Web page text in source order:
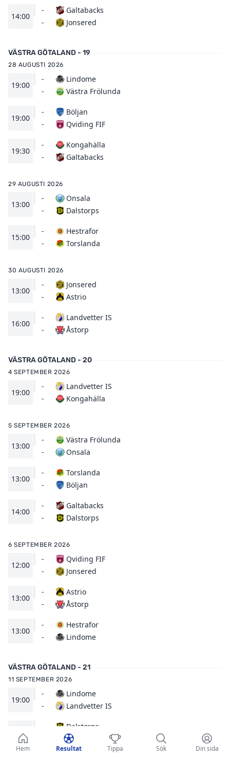
14:00
-
-
Galtabacks
Jonsered
VÄSTRA GÖTALAND - 19
28 AUGUSTI 2026
19:00
-
-
Lindome
Västra Frölunda
19:00
-
-
Böljan
Qviding FIF
19:30
-
-
Kongahälla
Galtabacks
29 AUGUSTI 2026
13:00
-
-
Onsala
Dalstorps
15:00
-
-
Hestrafor
Torslanda
30 AUGUSTI 2026
13:00
-
-
Jonsered
Astrio
16:00
-
-
Landvetter IS
Åstorp
VÄSTRA GÖTALAND - 20
4 SEPTEMBER 2026
19:00
-
-
Landvetter IS
Kongahälla
5 SEPTEMBER 2026
13:00
-
-
Västra Frölunda
Onsala
13:00
-
-
Torslanda
Böljan
14:00
-
-
Galtabacks
Dalstorps
6 SEPTEMBER 2026
12:00
-
-
Qviding FIF
Jonsered
13:00
-
-
Astrio
Åstorp
13:00
-
-
Hestrafor
Lindome
VÄSTRA GÖTALAND - 21
11 SEPTEMBER 2026
19:00
-
-
Lindome
Landvetter IS
19:30
Dalstorps
Västra Frölunda
Hem Resultat Tippa Sök Din sida